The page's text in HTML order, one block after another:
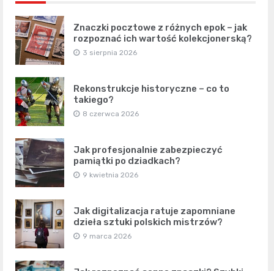
Znaczki pocztowe z różnych epok – jak
rozpoznać ich wartość kolekcjonerską?
3 sierpnia 2026
Rekonstrukcje historyczne – co to
takiego?
8 czerwca 2026
Jak profesjonalnie zabezpieczyć
pamiątki po dziadkach?
9 kwietnia 2026
Jak digitalizacja ratuje zapomniane
dzieła sztuki polskich mistrzów?
9 marca 2026